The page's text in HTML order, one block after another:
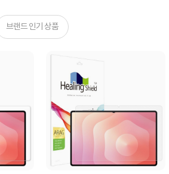
브랜드 인기 상품